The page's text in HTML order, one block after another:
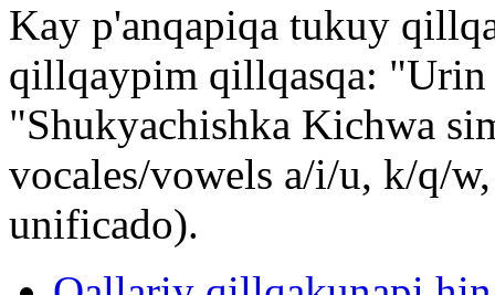
Kay p'anqapiqa tukuy
qillqaypim qillqasqa:
"Shukyachishka Kichwa
vocales/vowels a/i/u, k/q/
unificado).